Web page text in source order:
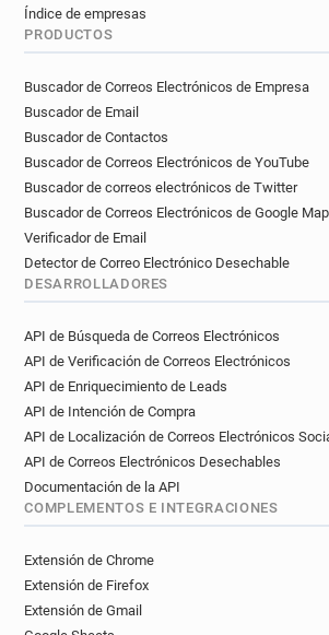
Índice de empresas
PRODUCTOS
Buscador de Correos Electrónicos de Empresa
Buscador de Email
Buscador de Contactos
Buscador de Correos Electrónicos de YouTube
Buscador de correos electrónicos de Twitter
Buscador de Correos Electrónicos de Google
Verificador de Email
Detector de Correo Electrónico Desechable
DESARROLLADORES
API de Búsqueda de Correos Electrónicos
API de Verificación de Correos Electrónicos
API de Enriquecimiento de Leads
API de Intención de Compra
API de Localización de Correos Electrónicos
API de Correos Electrónicos Desechables
Documentación de la API
COMPLEMENTOS E INTEGRACIONES
Extensión de Chrome
Extensión de Firefox
Extensión de Gmail